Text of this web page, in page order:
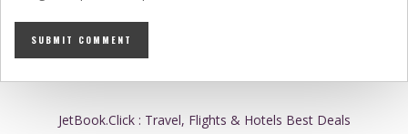
JetBook.Click : Travel, Flights & Hotels Best Deals